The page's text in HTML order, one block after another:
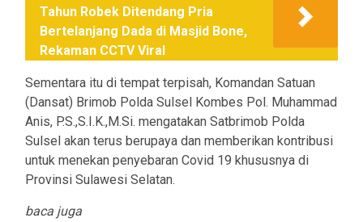
Tahun Robek Ditendang Pria
Bertelanjang Dada di Masjid Bone,
Rekaman CCTV Viral
Sementara itu di tempat terpisah, Komandan Satuan
(Dansat) Brimob Polda Sulsel Kombes Pol. Muhammad
Anis, P.S.,S.I.K.,M.Si. mengatakan Satbrimob Polda
Sulsel akan terus berupaya dan memberikan kontribusi
untuk menekan penyebaran Covid 19 khususnya di
Provinsi Sulawesi Selatan.
baca juga